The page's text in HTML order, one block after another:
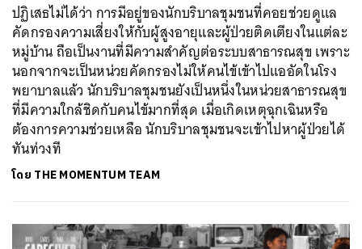
ปฏิเสธไม่ได้ว่า การมีอยู่ของนักบริบาลชุมชนที่คอยช่วยดูแล
คัดกรองความเสี่ยงให้กับผู้สูงอายุและผู้ป่วยติดเตียงในแต่ละ
หมู่บ้าน ถือเป็นงานที่มีความสำคัญต่อระบบสาธารณสุข เพราะ
นอกจากจะเป็นหน่วยคัดกรองไม่ให้คนไข้เข้าไปแออัดในโรง
พยาบาลแล้ว นักบริบาลชุมชนยังเป็นหนึ่งในหน่วยสาธารณสุข
ที่มีความใกล้ชิดกับคนไข้มากที่สุด เมื่อเกิดเหตุฉุกเฉินหรือ
ต้องการความช่วยเหลือ นักบริบาลชุมชนจะเข้าไปหาผู้ป่วยได้
ทันท่วงที
โดย THE MOMENTUM TEAM
ค้นหา
SHARE TWEET